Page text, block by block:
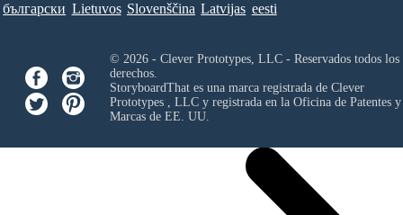
български Lietuvos Slovenščina Latvijas eesti
© 2026 - Clever Prototypes, LLC - Reservados todos los
derechos.
StoryboardThat es una marca registrada de Clever
Prototypes , LLCy registrada en la Oficina de Patentes y
Marcas de EE. UU.